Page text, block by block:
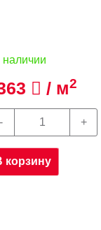
наличии
/ м2
корзину